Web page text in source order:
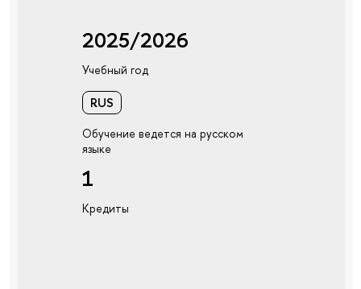
2025/2026
Учебный год
RUS
Обучение ведется на русском
языке
1
Кредиты